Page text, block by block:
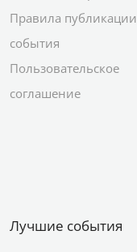
Правила публикации
события
Пользовательское
соглашение
Лучшие события